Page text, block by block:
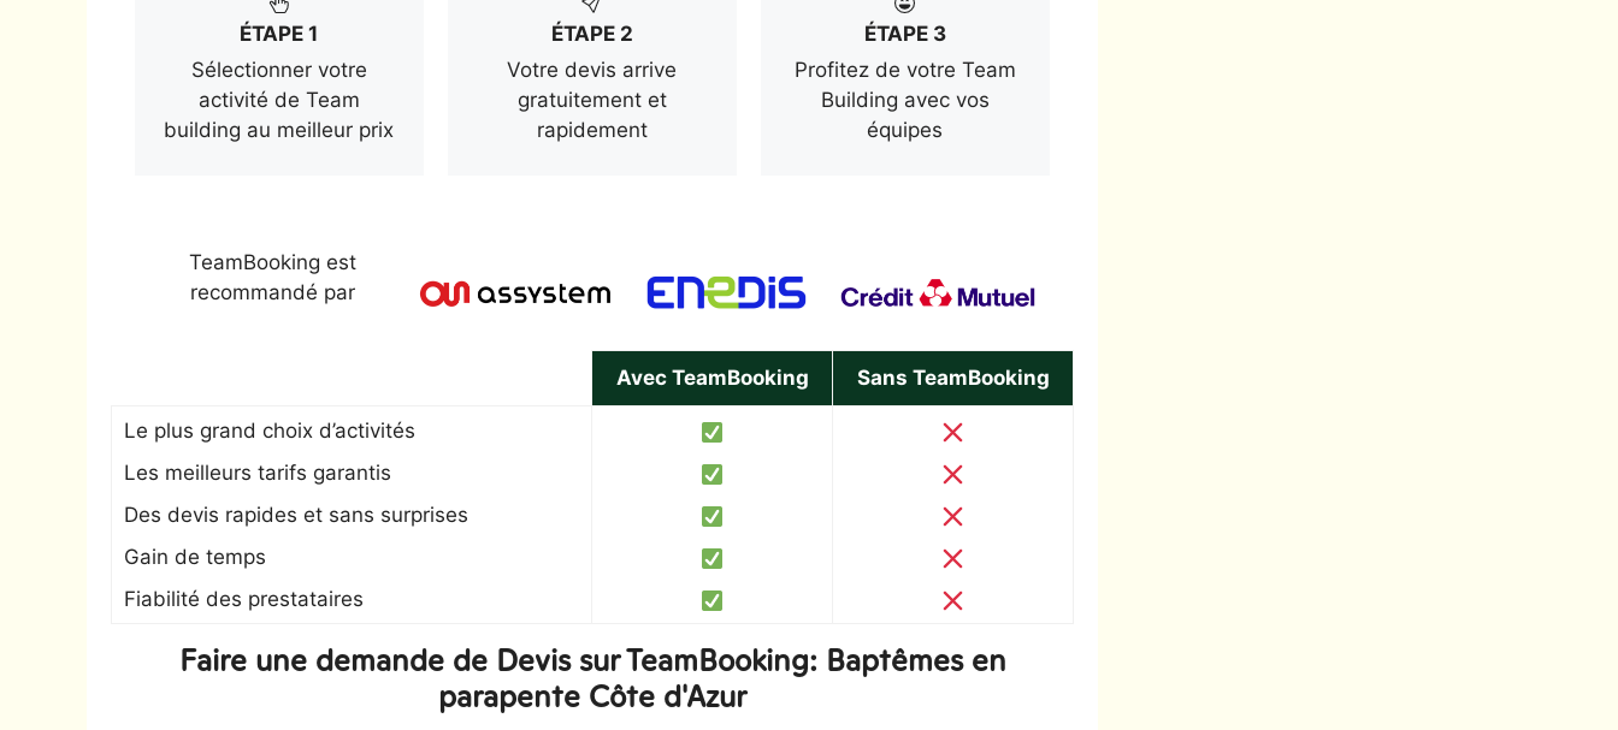
ÉTAPE 1
Sélectionner votre
activité de Team
building au meilleur prix
ÉTAPE 2
Votre devis arrive
gratuitement et
rapidement
ÉTAPE 3
Profitez de votre Team
Building avec vos
équipes
TeamBooking est
recommandé par
Avec TeamBooking Sans TeamBooking
Le plus grand choix d’activités
Les meilleurs tarifs garantis
Des devis rapides et sans surprises
Gain de temps
Fiabilité des prestataires
Faire une demande de Devis sur TeamBooking: Baptêmes en
parapente Côte d'Azur